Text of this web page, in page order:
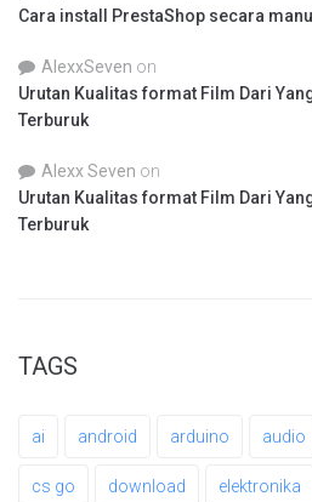
Cara install PrestaShop secara
AlexxSeven on
Urutan Kualitas format Film Dari
Terburuk
Alexx Seven on
Urutan Kualitas format Film Dari
Terburuk
TAGS
ai android arduino audio
cs go download elektronika